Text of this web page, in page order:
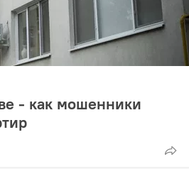
- как мошенники